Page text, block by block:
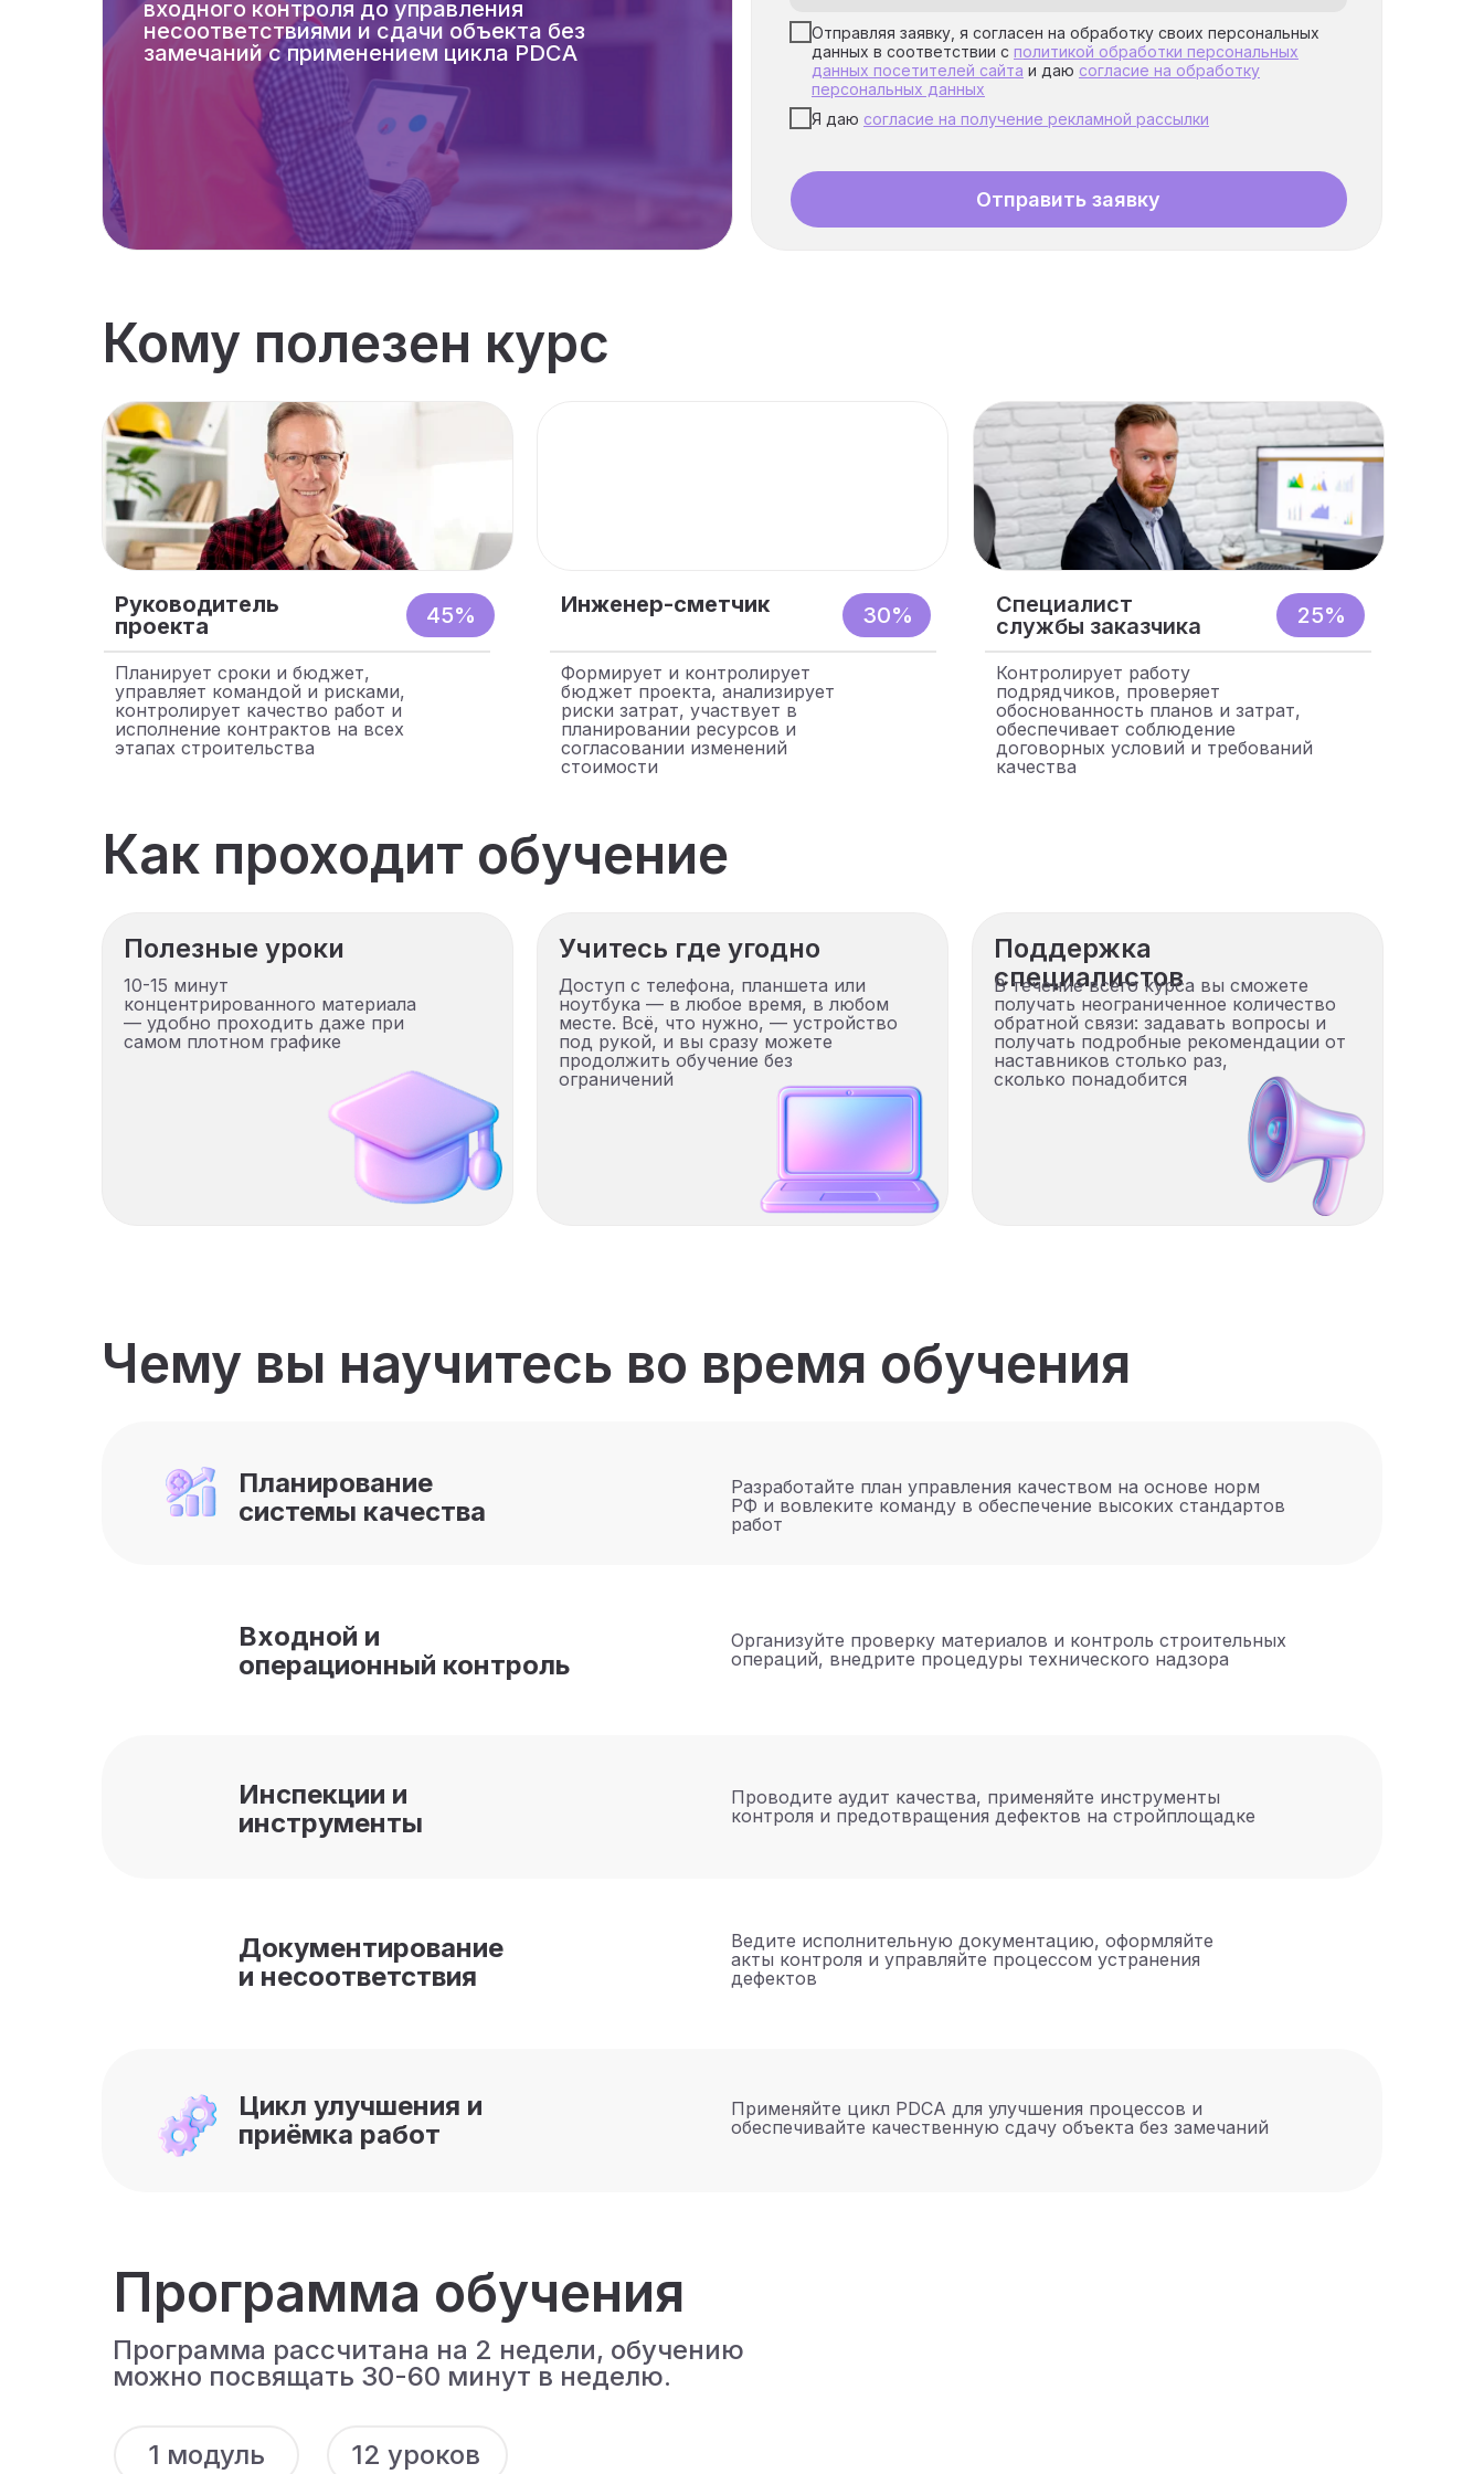
входного контроля до управления
несоответствиями и сдачи объекта без
замечаний с применением цикла PDCA
Отправляя заявку, я согласен на обработку своих персональных
данных в соответствии с политикой обработки персональных
данных посетителей сайта и даю согласие на обработку
персональных данных
Я даю согласие на получение рекламной рассылки
Отправить заявку
Кому полезен курс
Руководитель
проекта
Планирует сроки и бюджет,
управляет командой и рисками,
контролирует качество работ и
исполнение контрактов на всех
этапах строительства
45% Инженер-сметчик
Формирует и контролирует
бюджет проекта, анализирует
риски затрат, участвует в
планировании ресурсов и
согласовании изменений
стоимости
30%
Специалист
службы заказчика
Контролирует работу
подрядчиков, проверяет
обоснованность планов и затрат,
обеспечивает соблюдение
договорных условий и требований
качества
25%
Как проходит обучение
Полезные уроки
10-15 минут
концентрированного материала
— удобно проходить даже при
самом плотном графике
Учитесь где угодно
Доступ с телефона, планшета или
ноутбука — в любое время, в любом
месте. Всё, что нужно, — устройство
под рукой, и вы сразу можете
продолжить обучение без
ограничений
Поддержка
специалистов
В течение всего курса вы сможете
получать неограниченное количество
обратной связи: задавать вопросы и
получать подробные рекомендации от
наставников столько раз,
сколько понадобится
Чему вы научитесь во время обучения
Планирование
системы качества
Разработайте план управления качеством на основе норм
РФ и вовлеките команду в обеспечение высоких стандартов
работ
Входной и
операционный контроль
Организуйте проверку материалов и контроль строительных
операций, внедрите процедуры технического надзора
Инспекции и
инструменты
Проводите аудит качества, применяйте инструменты
контроля и предотвращения дефектов на стройплощадке
Документирование
и несоответствия
Ведите исполнительную документацию, оформляйте
акты контроля и управляйте процессом устранения
дефектов
Цикл улучшения и
приёмка работ
Применяйте цикл PDCA для улучшения процессов и
обеспечивайте качественную сдачу объекта без замечаний
Программа обучения
Программа рассчитана на 2 недели, обучению
можно посвящать 30-60 минут в неделю.
1 модуль 12 уроков